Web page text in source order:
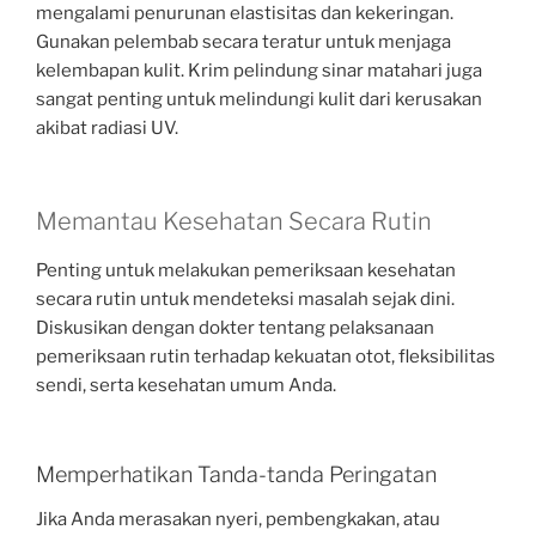
mengalami penurunan elastisitas dan kekeringan.
Gunakan pelembab secara teratur untuk menjaga
kelembapan kulit. Krim pelindung sinar matahari juga
sangat penting untuk melindungi kulit dari kerusakan
akibat radiasi UV.
Memantau Kesehatan Secara Rutin
Penting untuk melakukan pemeriksaan kesehatan
secara rutin untuk mendeteksi masalah sejak dini.
Diskusikan dengan dokter tentang pelaksanaan
pemeriksaan rutin terhadap kekuatan otot, fleksibilitas
sendi, serta kesehatan umum Anda.
Memperhatikan Tanda-tanda Peringatan
Jika Anda merasakan nyeri, pembengkakan, atau